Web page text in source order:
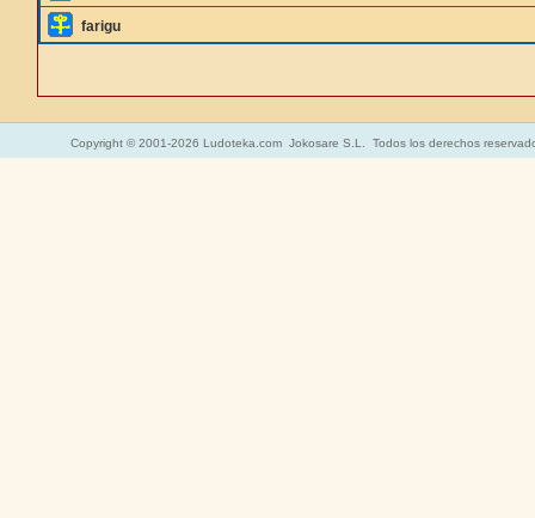
farigu
Copyright © 2001-2026 Ludoteka.com Jokosare S.L. Todos los derechos